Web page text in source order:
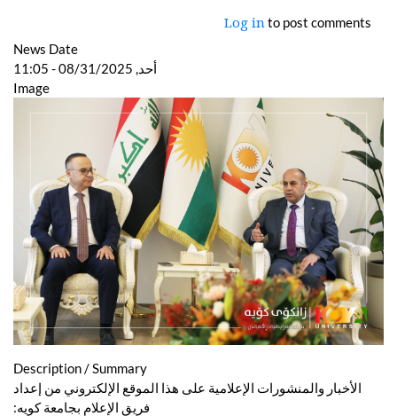
Log into post comments
News Date
أحد, 08/31/2025 - 11:05
Image
Description / Summary
الأخبار والمنشورات الإعلامية على هذا الموقع الإلكتروني من إعداد
فريق الإعلام بجامعة كويه: